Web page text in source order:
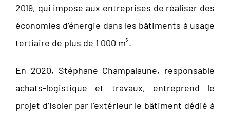
2019, qui impose aux entreprises de réaliser des
économies d’énergie dans les bâtiments à usage
tertiaire de plus de 1 000 m².
En 2020, Stéphane Champalaune, responsable
achats-logistique et travaux, entreprend le
projet d’isoler par l’extérieur le bâtiment dédié à